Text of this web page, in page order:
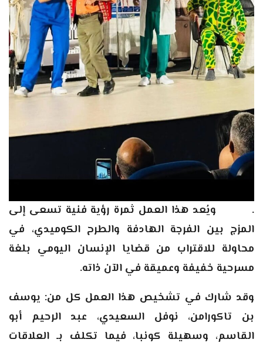
. ويُعد هذا العمل ثمرة رؤية فنية تسعى إلى
المزج بين الفرجة الهادفة والطرح الكوميدي، في
محاولة للاقتراب من قضايا الإنسان اليومي بلغة
مسرحية خفيفة وعميقة في الآن ذاته.
وقد شارك في تشخيص هذا العمل كل من: يوسف
بن تاكورامن، نوفل السعيدي، عبد الرحيم أبو
القاسم، وسهيلة كونبا، فيما تكلف بـ العلاقات